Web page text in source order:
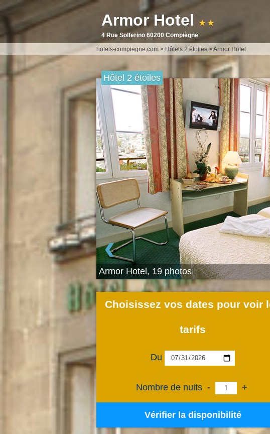
Armor Hotel ★ ★
4 Rue Solferino 60200 Compiègne
hotels-compiegne.com > Hôtels 2 étoiles >Armor Hotel
Hôtel 2 étoiles
‹
Armor Hotel, 19 photos
Choisissez vos dates pour voir
tarifs
Du
Nombre de nuits - +
Vérifier la disponibilité